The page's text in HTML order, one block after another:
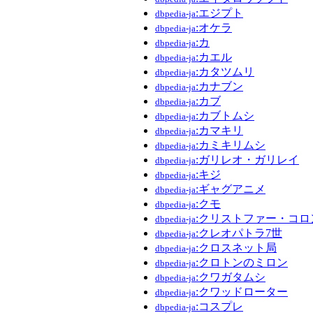
dbpedia-ja:エジプト
dbpedia-ja:オケラ
dbpedia-ja:カ
dbpedia-ja:カエル
dbpedia-ja:カタツムリ
dbpedia-ja:カナブン
dbpedia-ja:カブ
dbpedia-ja:カブトムシ
dbpedia-ja:カマキリ
dbpedia-ja:カミキリムシ
dbpedia-ja:ガリレオ・ガリレイ
dbpedia-ja:キジ
dbpedia-ja:ギャグアニメ
dbpedia-ja:クモ
dbpedia-ja:クリストファー・コロ
dbpedia-ja:クレオパトラ7世
dbpedia-ja:クロスネット局
dbpedia-ja:クロトンのミロン
dbpedia-ja:クワガタムシ
dbpedia-ja:クワッドローター
dbpedia-ja:コスプレ